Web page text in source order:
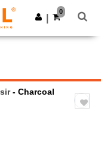
Last ned app
0
- Charcoal